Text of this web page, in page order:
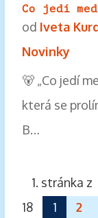
Co jedí
od Iveta
Novinky
🐻 „Co jedí
která se
B…
1. stránka z
18
1 2